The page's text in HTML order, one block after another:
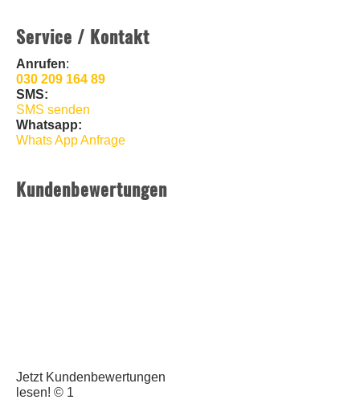
Service / Kontakt
Anrufen:
030 209 164 89
SMS:
SMS senden
Whatsapp:
Whats App Anfrage
Kundenbewertungen
Jetzt Kundenbewertungen
lesen! © 1